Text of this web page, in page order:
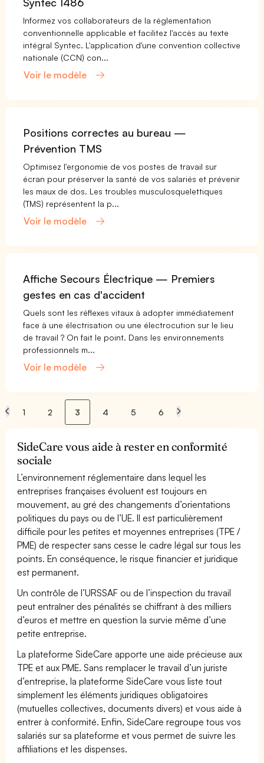
Informez vos collaborateurs de la réglementation
conventionnelle applicable et facilitez l'accès au texte
intégral Syntec. L'application d'une convention collective
nationale (CCN) con...
Voir le modèle
Positions correctes au bureau —
Prévention TMS
Optimisez l'ergonomie de vos postes de travail sur
écran pour préserver la santé de vos salariés et prévenir
les maux de dos. Les troubles musculosquelettiques
(TMS) représentent la p...
Voir le modèle
Affiche Secours Électrique — Premiers
gestes en cas d'accident
Quels sont les réflexes vitaux à adopter immédiatement
face à une électrisation ou une électrocution sur le lieu
de travail ? On fait le point. Dans les environnements
professionnels m...
Voir le modèle
1 2 3 4 5 6
SideCare vous aide à rester en conformité
sociale
L’environnement réglementaire dans lequel les
entreprises françaises évoluent est toujours en
mouvement, au gré des changements d’orientations
politiques du pays ou de l’UE. Il est particulièrement
difficile pour les petites et moyennes entreprises (TPE /
PME) de respecter sans cesse le cadre légal sur tous les
points. En conséquence, le risque financier et juridique
est permanent.
Un contrôle de l’URSSAF ou de l’inspection du travail
peut entraîner des pénalités se chiffrant à des milliers
d’euros et mettre en question la survie même d’une
petite entreprise.
La plateforme SideCare apporte une aide précieuse aux
TPE et aux PME. Sans remplacer le travail d’un juriste
d’entreprise, la plateforme SideCare vous liste tout
simplement les éléments juridiques obligatoires
(mutuelles collectives, documents divers) et vous aide à
entrer à conformité. Enfin, SideCare regroupe tous vos
salariés sur sa plateforme et vous permet de suivre les
affiliations et les dispenses.